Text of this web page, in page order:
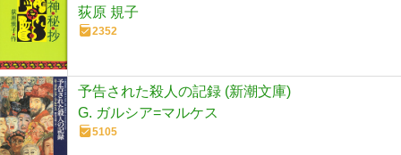
荻原 規子
2352
予告された殺人の記録 (新潮文庫)
G. ガルシア=マルケス
5105